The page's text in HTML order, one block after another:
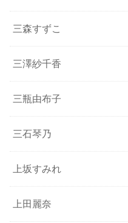
三森すずこ
三澤紗千香
三瓶由布子
三石琴乃
上坂すみれ
上田麗奈